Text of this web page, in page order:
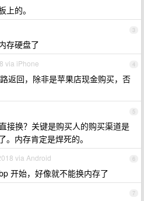
的。
3
存硬盘了
4
via iPhone
返回，除非是苹果店现金购买，否
5
接换？关键是购买人的购买渠道是
。内存肯定是焊死的。
6
via Android
开始，好像就不能换内存了
7